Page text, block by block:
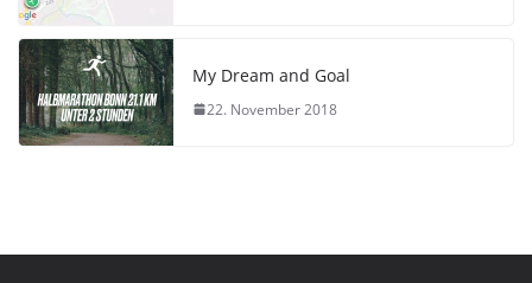
My Dream and Goal
22. November 2018